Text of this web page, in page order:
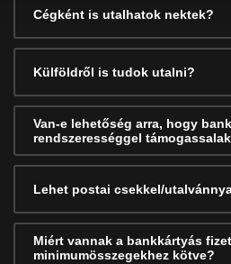
Cégként is utalhatok nektek?
Külföldről is tudok utalni?
Van-e lehetőség arra, hogy
rendszerességgel
Lehet postai csekkel/
Miért vannak a bankkártyás
minimumösszegekhez kötve?